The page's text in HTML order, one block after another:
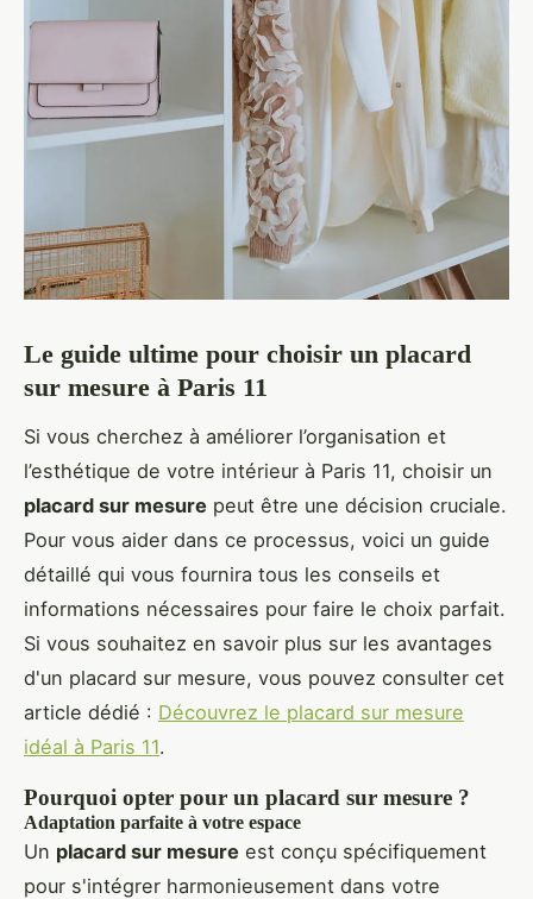
Le guide ultime pour choisir un placard
sur mesure à Paris 11
Si vous cherchez à améliorer l’organisation et
l’esthétique de votre intérieur à Paris 11, choisir un
placard sur mesure peut être une décision cruciale.
Pour vous aider dans ce processus, voici un guide
détaillé qui vous fournira tous les conseils et
informations nécessaires pour faire le choix parfait.
Si vous souhaitez en savoir plus sur les avantages
d'un placard sur mesure, vous pouvez consulter cet
article dédié : Découvrez le placard sur mesure
idéal à Paris 11.
Pourquoi opter pour un placard sur mesure ?
Adaptation parfaite à votre espace
Un placard sur mesure est conçu spécifiquement
pour s'intégrer harmonieusement dans votre